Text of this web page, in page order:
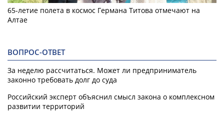
65-летие полета в космос Германа Титова отмечают на
Алтае
ВОПРОС-ОТВЕТ
За неделю рассчитаться. Может ли предприниматель
законно требовать долг до суда
Российский эксперт объяснил смысл закона о комплексном
развитии территорий